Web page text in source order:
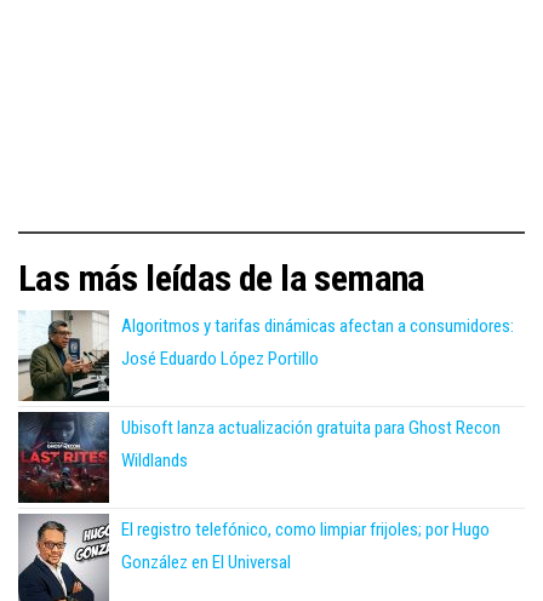
Las más leídas de la semana
Algoritmos y tarifas dinámicas afectan a consumidores:
José Eduardo López Portillo
Ubisoft lanza actualización gratuita para Ghost Recon
Wildlands
El registro telefónico, como limpiar frijoles; por Hugo
González en El Universal